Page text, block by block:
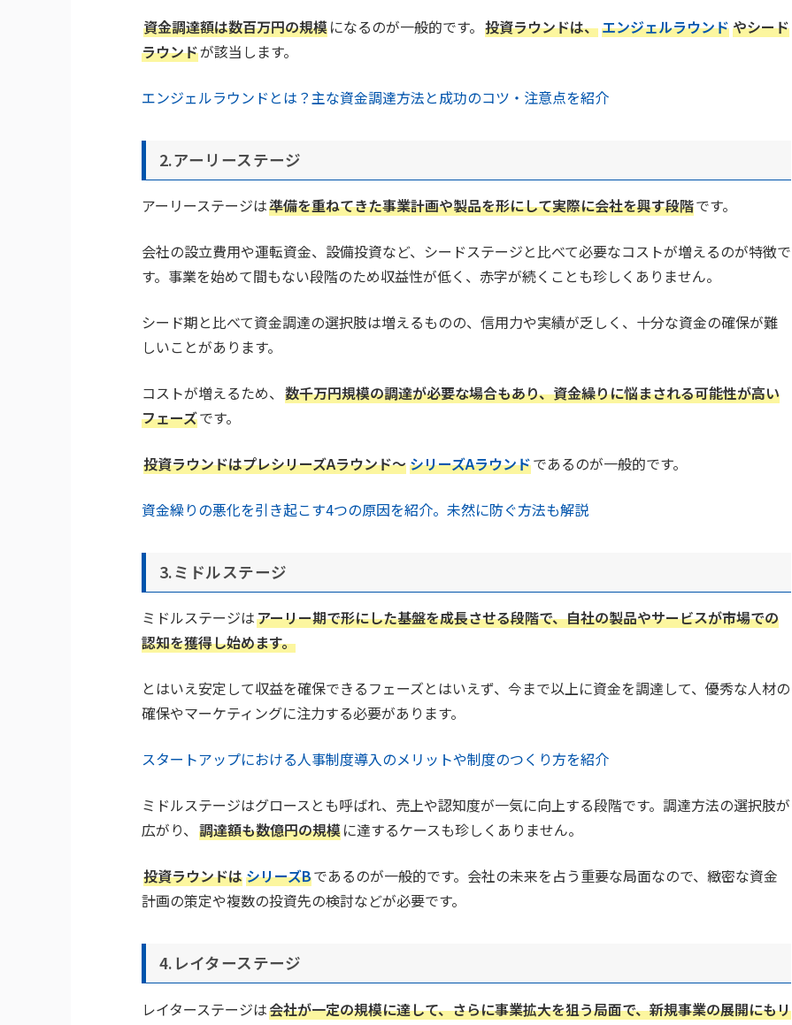
資金調達額は数百万円の規模になるのが一般的です。 投資ラウンドは、エンジェルラウンドやシード
ラウンドが該当します。
エンジェルラウンドとは？主な資金調達方法と成功のコツ・注意点を紹介
2.アーリーステージ
アーリーステージは準備を重ねてきた事業計画や製品を形にして実際に会社を興す段階です。
会社の設立費用や運転資金、設備投資など、シードステージと比べて必要なコストが増えるのが特徴で
す。事業を始めて間もない段階のため収益性が低く、赤字が続くことも珍しくありません。
シード期と比べて資金調達の選択肢は増えるものの、信用力や実績が乏しく、十分な資金の確保が難
しいことがあります。
コストが増えるため、 数千万円規模の調達が必要な場合もあり、資金繰りに悩まされる可能性が高い
フェーズです。
投資ラウンドはプレシリーズAラウンド〜シリーズAラウンドであるのが一般的です。
資金繰りの悪化を引き起こす4つの原因を紹介。未然に防ぐ方法も解説
3.ミドルステージ
ミドルステージはアーリー期で形にした基盤を成長させる段階で、自社の製品やサービスが市場での
認知を獲得し始めます。
とはいえ安定して収益を確保できるフェーズとはいえず、今まで以上に資金を調達して、優秀な人材の
確保やマーケティングに注力する必要があります。
スタートアップにおける人事制度導入のメリットや制度のつくり方を紹介
ミドルステージはグロースとも呼ばれ、売上や認知度が一気に向上する段階です。調達方法の選択肢が
広がり、 調達額も数億円の規模に達するケースも珍しくありません。
投資ラウンドはシリーズBであるのが一般的です。会社の未来を占う重要な局面なので、緻密な資金
計画の策定や複数の投資先の検討などが必要です。
4.レイターステージ
レイターステージは会社が一定の規模に達して、さらに事業拡大を狙う局面で、新規事業の展開にもリ